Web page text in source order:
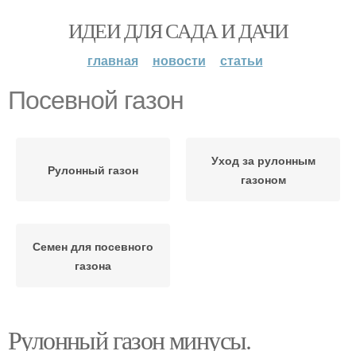
ИДЕИ ДЛЯ САДА И ДАЧИ
главная новости статьи
Посевной газон
Рулонный газон
Уход за рулонным
газоном
Семен для посевного
газона
Рулонный газон минусы.